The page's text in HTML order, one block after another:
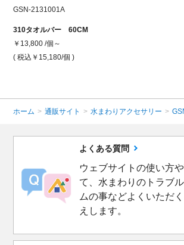
GSN-2131001A
310タオルバー 60CM
￥13,800 /個～
( 税込￥15,180/個 )
ホーム > 通販サイト > 水まわりアクセサリー >
よくある質問
ウェブサイトの使い方
て、水まわりのトラブ
ムの事などよくいただ
えします。